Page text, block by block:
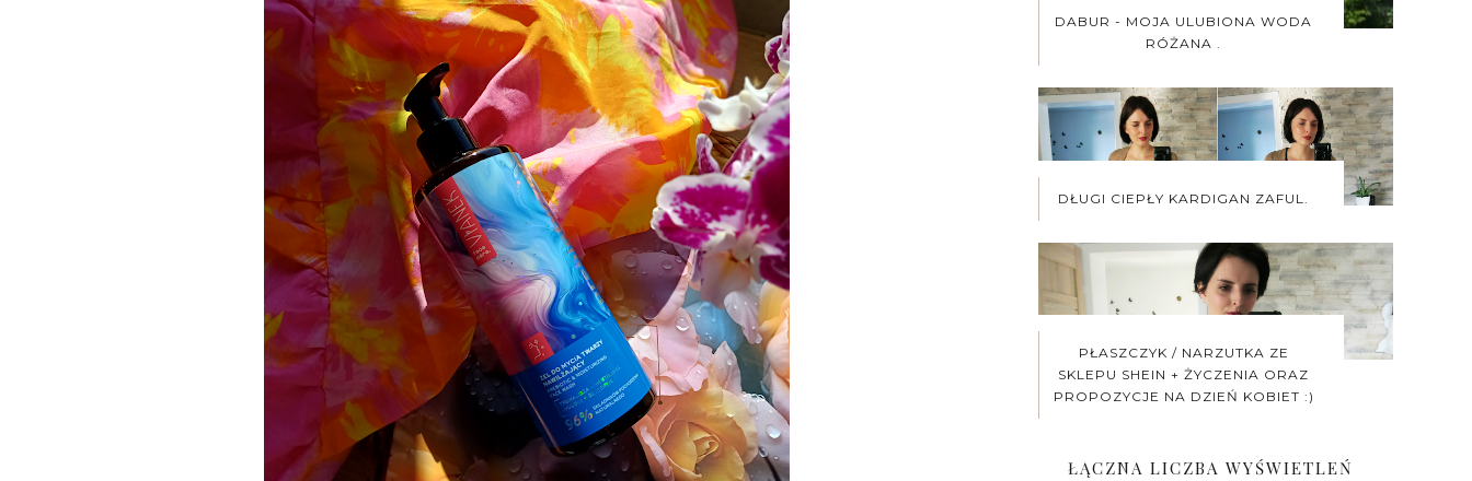
DABUR - MOJA ULUBIONA WODA
RÓŻANA .
DŁUGI CIEPŁY KARDIGAN ZAFUL.
PŁASZCZYK / NARZUTKA ZE
SKLEPU SHEIN + ŻYCZENIA ORAZ
PROPOZYCJE NA DZIEŃ KOBIET :)
ŁĄCZNA LICZBA WYŚWIETLEŃ